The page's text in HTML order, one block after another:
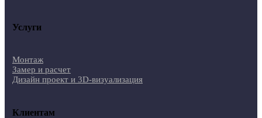
Услуги
Монтаж
Замер и расчет
Дизайн проект и 3D-визуализация
Клиентам